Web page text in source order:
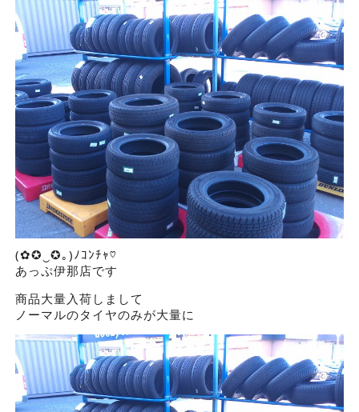
(✿✪‿✪｡)ﾉｺﾝﾁｬ♡
あっぷ伊那店です
商品大量入荷しまして
ノーマルのタイヤのみが大量に